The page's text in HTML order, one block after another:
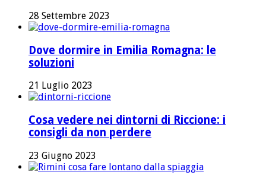
28 Settembre 2023
Dove dormire in Emilia Romagna: le
soluzioni
21 Luglio 2023
Cosa vedere nei dintorni di Riccione: i
consigli da non perdere
23 Giugno 2023